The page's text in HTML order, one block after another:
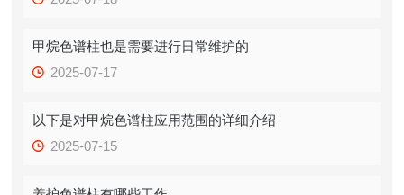
甲烷色谱柱也是需要进行日常维护的
2025-07-17
以下是对甲烷色谱柱应用范围的详细介绍
2025-07-15